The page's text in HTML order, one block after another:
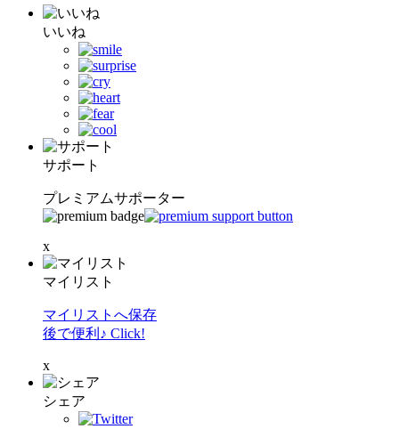
いいね
サポート
プレミアムサポーター
x
マイリスト
マイリストへ保存
後で便利♪ Click!
x
シェア